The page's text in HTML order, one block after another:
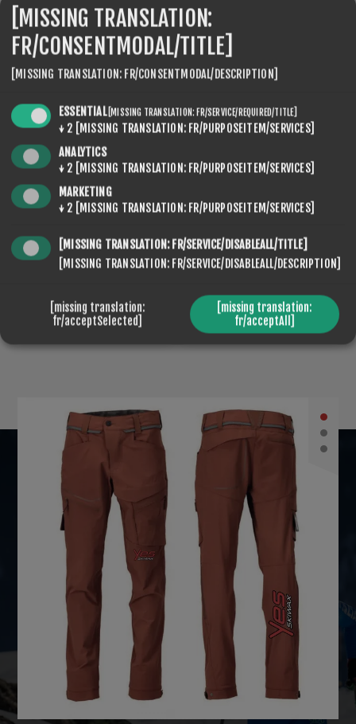
BROSSE ROTATIVE KIT
€168,00
MACHINE À FARTER
€319,00
SUPER WET
€95,20
SUPERWET 0
€56,00
[MISSING TRANSLATION:
FR/CONSENTMODAL/TITLE]
[MISSING TRANSLATION: FR/CONSENTMODAL/DESCRIPTION]
ESSENTIAL [MISSING TRANSLATION: FR/SERVICE/REQUIRED/TITLE]
↓ 2
[MISSING TRANSLATION: FR/PURPOSEITEM/SERVICES]
ANALYTICS
↓ 2
[MISSING TRANSLATION: FR/PURPOSEITEM/SERVICES]
MARKETING
↓ 2 [MISSING TRANSLATION: FR/PURPOSEITEM/SERVICES]
[MISSING TRANSLATION: FR/SERVICE/DISABLEALL/TITLE]
[MISSING TRANSLATION: FR/SERVICE/DISABLEALL/DESCRIPTION]
[missing translation:
fr/acceptSelected]
[missing translation:
fr/acceptAll]